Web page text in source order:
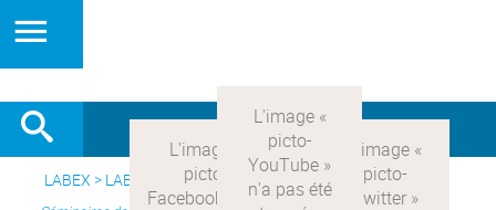
LABEX > LABEX COMOD> Version française > Recherche >